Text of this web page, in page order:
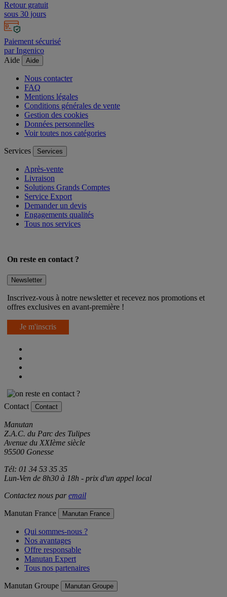
Retour gratuit
sous 30 jours
Paiement sécurisé
par Ingenico
Aide
Aide
Nous contacter
FAQ
Mentions légales
Conditions générales de vente
Gestion des cookies
Données personnelles
Voir toutes nos catégories
Services Services
Après-vente
Livraison
Solutions Grands Comptes
Service Export
Demander un devis
Engagements qualités
Tous nos services
On reste en contact ?
Newsletter
Inscrivez-vous à notre newsletter et recevez nos promotions et
offres exclusives en avant-première !
Je m'inscris
Contact Contact
Manutan
Z.A.C. du Parc des Tulipes
Avenue du XXIème siècle
95500 Gonesse
Tél: 01 34 53 35 35
Lun-Ven de 8h30 à 18h - prix d'un appel local
Contactez nous paremail
Manutan France Manutan France
Qui sommes-nous ?
Nos avantages
Offre responsable
Manutan Expert
Tous nos partenaires
Manutan Groupe Manutan Groupe